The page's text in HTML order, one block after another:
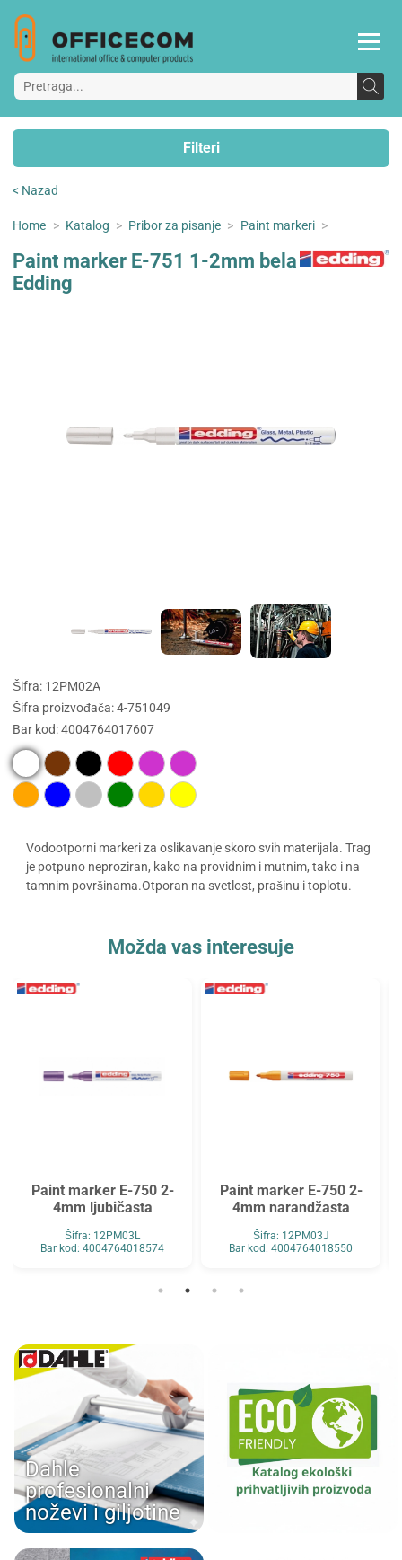
Filteri
< Nazad
Home > Katalog > Pribor za pisanje > Paint markeri >
Paint marker E-751 1-2mm bela
Edding
Šifra: 12PM02A
Šifra proizvođača: 4-751049
Bar kod: 4004764017607
Vodootporni markeri za oslikavanje skoro svih materijala. Trag
je potpuno neproziran, kako na providnim i mutnim, tako i na
tamnim površinama.Otporan na svetlost, prašinu i toplotu.
Možda vas interesuje
Paint marker E-750 2-
4mm ljubičasta
Šifra: 12PM03L
Bar kod: 4004764018574
Paint marker E-750 2-
4mm narandžasta
Šifra: 12PM03J
Bar kod: 4004764018550
Dahle
profesionalni
noževi i giljotine